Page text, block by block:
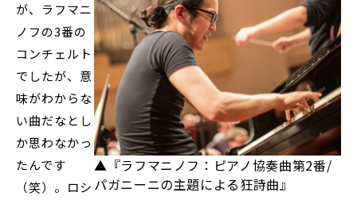
▲『ラフマニノフ：ピアノ協奏曲第2番/
パガニーニの主題による狂詩曲』
が、ラフマニ
ノフの3番の
コンチェルト
でしたが、意
味がわからな
い曲だなとし
か思わなかっ
たんです
（笑）。ロシ